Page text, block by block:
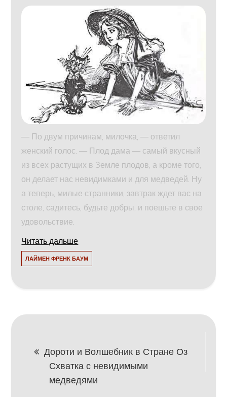
— По двум причинам, милочка, — ответил
женский голос. — Плод дама — самый вкусный
из всех растущих в Земле плодов, а кроме того,
он делает нас невидимками и для медведей. Ну
а теперь, милые странники, завтрак ждет вас на
столе, садитесь, будьте добры, и поешьте в свое
удовольствие.
Читать дальше
ЛАЙМЕН ФРЕНК БАУМ
Навигация
Дороти и Волшебник в Стране Оз
Схватка с невидимыми
медведями